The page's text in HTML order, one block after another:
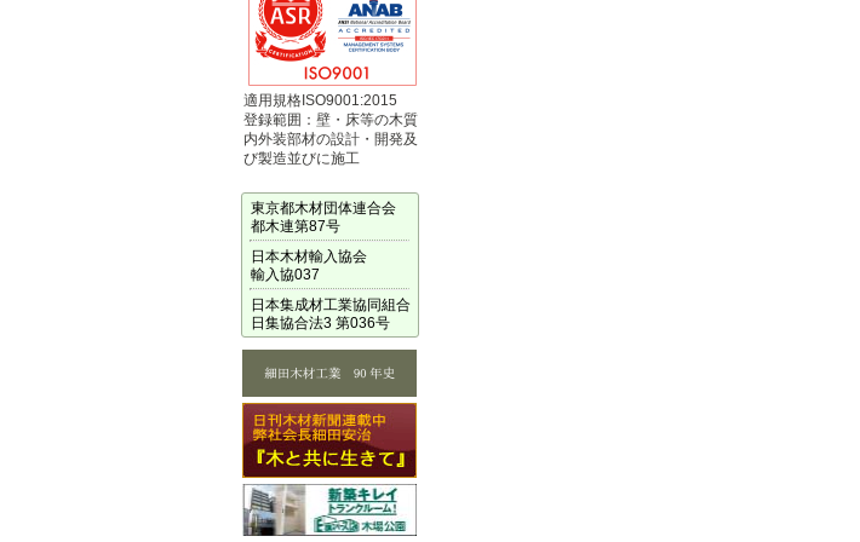
適用規格ISO9001:2015
登録範囲：壁・床等の木質
内外装部材の設計・開発及
び製造並びに施工
東京都木材団体連合会
都木連第87号
日本木材輸入協会
輸入協037
日本集成材工業協同組合
日集協合法3 第036号